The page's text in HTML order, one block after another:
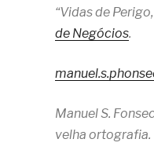
“Vidas de
de Negócios.
Manuel S.
velha ortografia.